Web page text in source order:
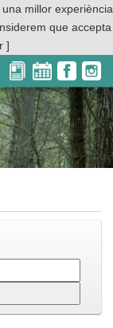
millor experiència
que accepta
]